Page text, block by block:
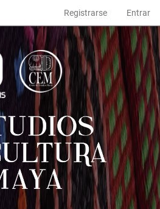
Registrarse Entrar